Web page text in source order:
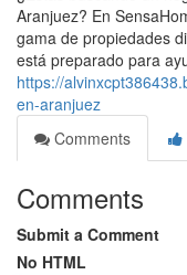
Aranjuez? En
gama de propiedades
está preparado para
https://
en-aranjuez
Comments
Comments
Submit a Comment
No HTML